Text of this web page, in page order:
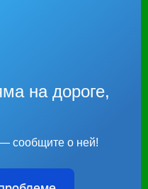
на дороге,
сообщите о ней!